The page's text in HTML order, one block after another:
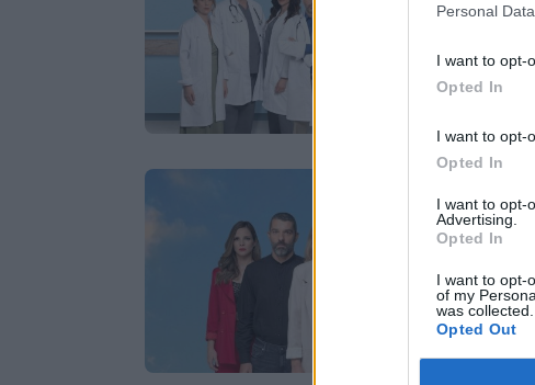
Personal
I want to opt-
Opted In
I want to opt-
Opted In
I want to opt-
Advertising.
Opted In
I want to opt-
of my
was collected.
Opted Out
Η